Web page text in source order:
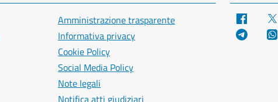
Amministrazione trasparente
Informativa privacy
Cookie Policy
Social Media Policy
Note legali
Facebook
Telegram